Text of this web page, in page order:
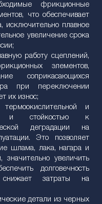
фрикционные
что обеспечивает
исключительно плавное
увеличение срока
работу сцеплений,
элементов,
соприкасающихся
при переключении
их износ;
и
и стойкостью к
деградации на
Это позволяет
шлама, лака, нагара и
значительно увеличить
долговечность
затраты на
детали из черных